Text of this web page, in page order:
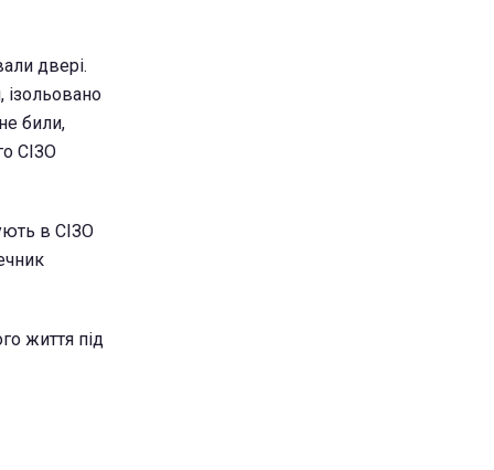
двері.
ізольовано
били,
СІЗО
в СІЗО
життя під